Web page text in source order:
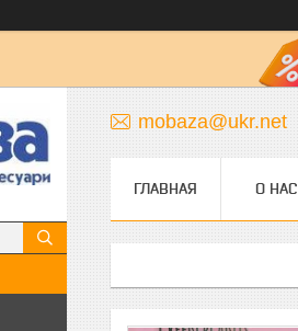
mobaza@ukr.net
ГЛАВНАЯ О НАС